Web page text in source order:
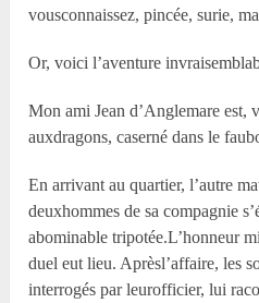
vousconnaissez, pincée, surie,
Or, voici l’aventure
Mon ami Jean d’Anglemare est,
auxdragons, caserné dans le
En arrivant au quartier, l’autre
deuxhommes de sa compagnie
abominable tripotée.L’honneur
duel eut lieu. Aprèsl’affaire, les
interrogés par leurofficier, lui